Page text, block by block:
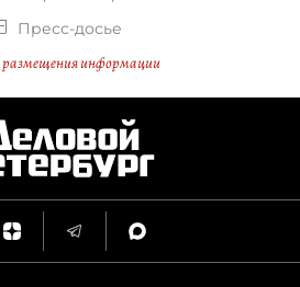
Пресс-досье
информации